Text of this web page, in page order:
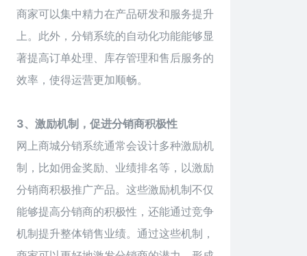
商家可以集中精力在产品研发和服务提升
上。此外，分销系统的自动化功能能够显
著提高订单处理、库存管理和售后服务的
效率，使得运营更加顺畅。
3、激励机制，促进分销商积极性
网上商城分销系统通常会设计多种激励机
制，比如佣金奖励、业绩排名等，以激励
分销商积极推广产品。这些激励机制不仅
能够提高分销商的积极性，还能通过竞争
机制提升整体销售业绩。通过这些机制，